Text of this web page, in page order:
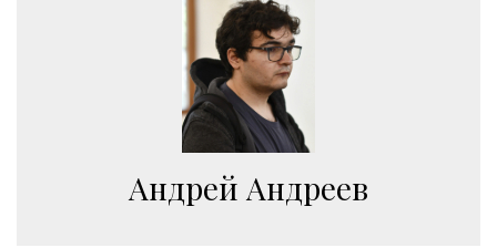
Aндрей Андреев